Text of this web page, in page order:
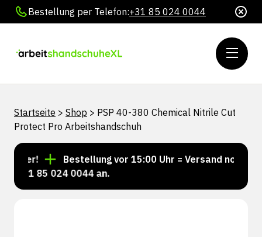
Bestellung per Telefon:+31 85 024 0044
Startseite > Shop > PSP 40-380 Chemical Nitrile Cut
Protect Pro Arbeitshandschuh
Bestellung vor 15:00 Uhr = Versand noch am
85 024 0044 an.